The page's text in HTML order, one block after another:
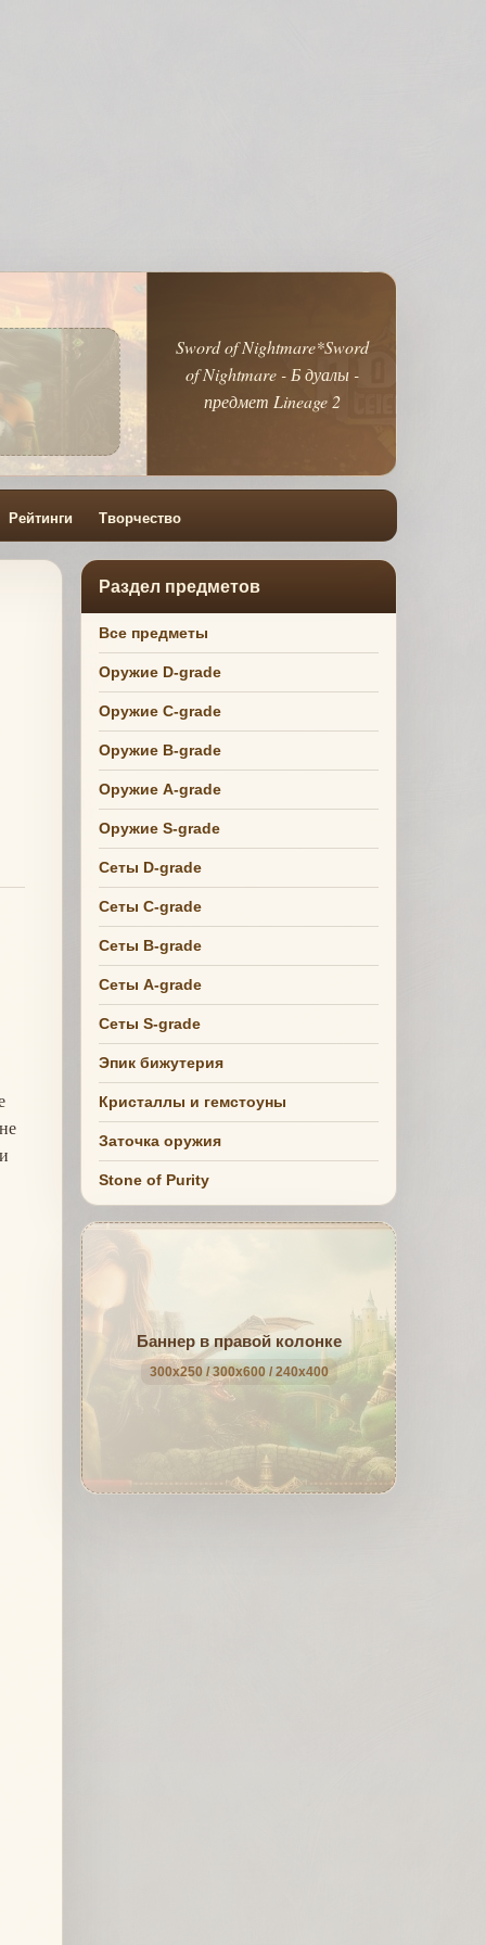
Sword of Nightmare*Sword
of Nightmare - Б дуалы -
предмет Lineage 2
Рейтинги Творчество
Раздел предметов
Все предметы
Оружие D-grade
Оружие C-grade
Оружие B-grade
Оружие A-grade
Оружие S-grade
Сеты D-grade
Сеты C-grade
Сеты B-grade
Сеты A-grade
Сеты S-grade
Эпик бижутерия
Кристаллы и гемстоуны
Заточка оружия
Stone of Purity
Баннер в правой колонке
300x250 / 300x600 / 240x400